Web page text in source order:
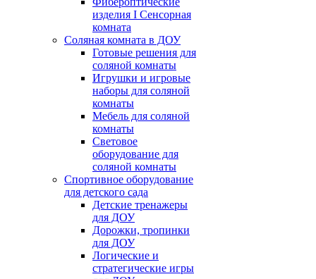
изделия I Сенсорная
комната
Соляная комната в ДОУ
Готовые решения для
соляной комнаты
Игрушки и игровые
наборы для соляной
комнаты
Мебель для соляной
комнаты
Световое
оборудование для
соляной комнаты
Спортивное оборудование
для детского сада
Детские тренажеры
для ДОУ
Дорожки, тропинки
для ДОУ
Логические и
стратегические игры